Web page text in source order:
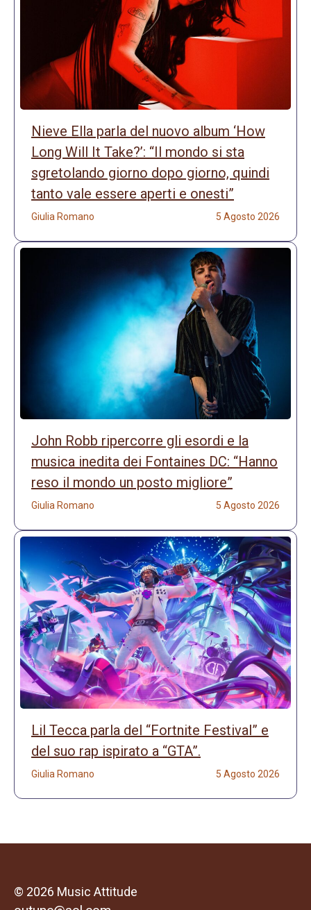
Nieve Ella parla del nuovo album ‘How
Long Will It Take?’: “Il mondo si sta
sgretolando giorno dopo giorno, quindi
tanto vale essere aperti e onesti”
Giulia Romano 5 Agosto 2026
John Robb ripercorre gli esordi e la
musica inedita dei Fontaines DC: “Hanno
reso il mondo un posto migliore”
Giulia Romano 5 Agosto 2026
Lil Tecca parla del “Fortnite Festival” e
del suo rap ispirato a “GTA”.
Giulia Romano 5 Agosto 2026
© 2026 Music Attitude